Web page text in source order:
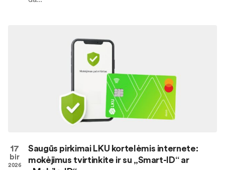
17
bir
2026
Saugūs pirkimai LKU kortelėmis internete:
mokėjimus tvirtinkite ir su „Smart-ID“ ar